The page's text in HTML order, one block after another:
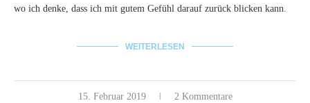
wo ich denke, dass ich mit gutem Gefühl darauf zurück blicken kann.
WEITERLESEN
15. Februar 2019 2 Kommentare